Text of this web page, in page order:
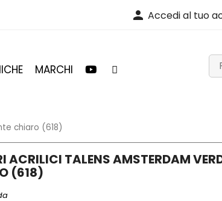
person Accedi al tuo
MARCHI
chiaro (618)
ACRILICI TALENS AMSTERDAM
(618)